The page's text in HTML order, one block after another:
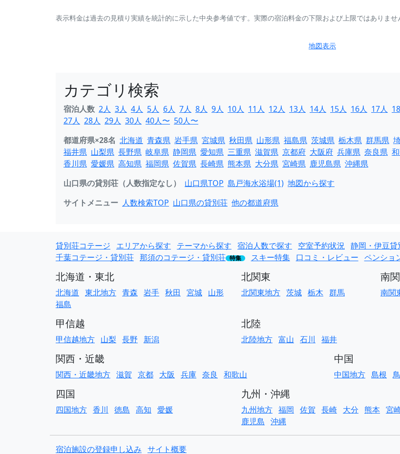
表示料金は過去の見積り実績を統計的に示した中央参考値です。実際の宿泊料金の下限および上限ではありませ
地図表示
カテゴリ検索
宿泊人数 2人 3人 4人 5人 6人 7人 8人 9人 10人 11人 12人 13人 14人 15人 16人 17人
27人 28人 29人 30人 40人〜 50人〜
都道府県×28名 北海道 青森県 岩手県 宮城県 秋田県 山形県 福島県 茨城県 栃木県 群馬県
福井県 山梨県 長野県 岐阜県 静岡県 愛知県 三重県 滋賀県 京都府 大阪府 兵庫県 奈良県
香川県 愛媛県 高知県 福岡県 佐賀県 長崎県 熊本県 大分県 宮崎県 鹿児島県 沖縄県
山口県の貸別荘（人数指定なし）
山口県TOP 島戸海水浴場(1) 地図から探す
サイトメニュー 人数検索TOP 山口県の貸別荘 他の都道府県
貸別荘コテージ エリアから探す テーマから探す 宿泊人数で探す 空室予約状況 静岡・伊豆貸
千葉コテージ・貸別荘 那須のコテージ・貸別荘 特集 スキー特集 口コミ・レビュー ペンショ
北海道・東北
北海道 東北地方 青森 岩手 秋田 宮城 山形
福島
北関東
北関東地方 茨城 栃木 群馬
南
南関
甲信越
甲信越地方 山梨 長野 新潟
北陸
北陸地方 富山 石川 福井
関西・近畿
関西・近畿地方 滋賀 京都 大阪 兵庫 奈良 和歌山
中国
中国地方 島根
四国
四国地方 香川 徳島 高知 愛媛
九州・沖縄
九州地方 福岡 佐賀 長崎 大分 熊本 宮
鹿児島 沖縄
宿泊施設の登録申し込み サイト概要